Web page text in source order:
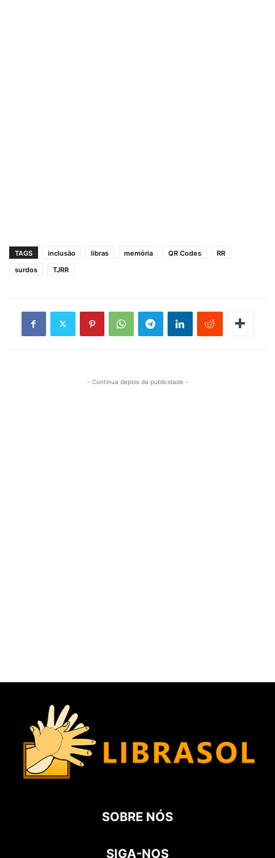
TAGS inclusão libras memória QR Codes
RR
surdos
TJRR
- Continua depois da publicidade -
SOBRE NÓS
SIGA-NOS